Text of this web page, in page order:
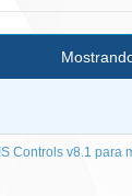
Controls v8.1 para